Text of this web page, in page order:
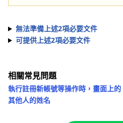
無法準備上述2項必要文件
可提供上述2項必要文件
相關常見問題
執行註冊新帳號等操作時，畫面上
其他人的姓名